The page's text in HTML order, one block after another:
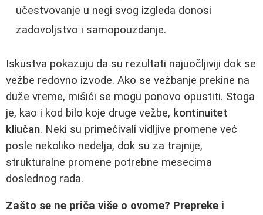
učestvovanje u negi svog izgleda donosi
zadovoljstvo i samopouzdanje.
Iskustva pokazuju da su rezultati najuočljiviji dok se
vežbe redovno izvode. Ako se vežbanje prekine na
duže vreme, mišići se mogu ponovo opustiti. Stoga
je, kao i kod bilo koje druge vežbe, kontinuitet
kliučan. Neki su primećivali vidljive promene već
posle nekoliko nedelja, dok su za trajnije,
strukturalne promene potrebne mesecima
doslednog rada.
Zašto se ne priča više o ovome? Prepreke i